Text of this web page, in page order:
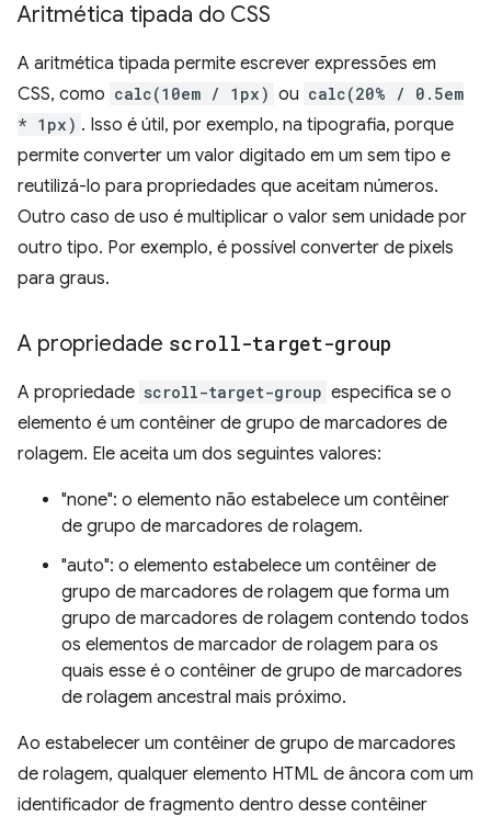
Aritmética tipada do CSS
A aritmética tipada permite escrever expressões em
CSS, como calc(10em / 1px) ou calc(20% / 0.5em
* 1px) . Isso é útil, por exemplo, na tipografia, porque
permite converter um valor digitado em um sem tipo e
reutilizá-lo para propriedades que aceitam números.
Outro caso de uso é multiplicar o valor sem unidade por
outro tipo. Por exemplo, é possível converter de pixels
para graus.
A propriedade scroll-target-group
A propriedade scroll-target-group especifica se o
elemento é um contêiner de grupo de marcadores de
rolagem. Ele aceita um dos seguintes valores:
"none": o elemento não estabelece um contêiner
de grupo de marcadores de rolagem.
"auto": o elemento estabelece um contêiner de
grupo de marcadores de rolagem que forma um
grupo de marcadores de rolagem contendo todos
os elementos de marcador de rolagem para os
quais esse é o contêiner de grupo de marcadores
de rolagem ancestral mais próximo.
Ao estabelecer um contêiner de grupo de marcadores
de rolagem, qualquer elemento HTML de âncora com um
identificador de fragmento dentro desse contêiner